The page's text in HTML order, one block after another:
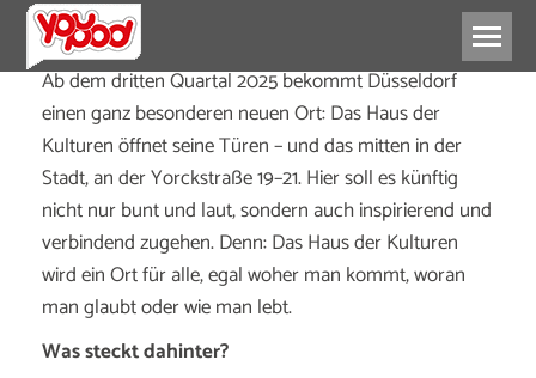
Ab dem dritten Quartal 2025 bekommt Düsseldorf
einen ganz besonderen neuen Ort: Das Haus der
Kulturen öffnet seine Türen – und das mitten in der
Stadt, an der Yorckstraße 19–21. Hier soll es künftig
nicht nur bunt und laut, sondern auch inspirierend und
verbindend zugehen. Denn: Das Haus der Kulturen
wird ein Ort für alle, egal woher man kommt, woran
man glaubt oder wie man lebt.
Was steckt dahinter?